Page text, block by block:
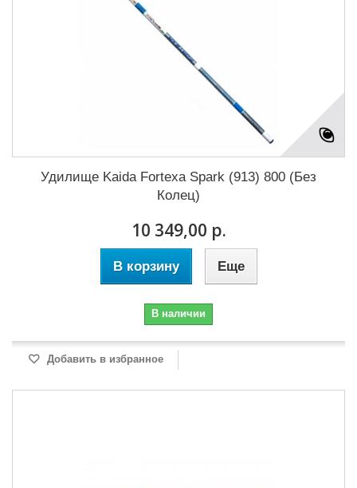
Удилище Kaida Fortexa Spark (913) 800 (Без
Колец)
10 349,00 р.
В корзину Еще
В наличии
Добавить в избранное